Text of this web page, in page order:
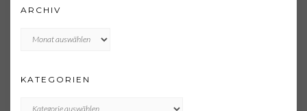
ARCHIV
KATEGORIEN